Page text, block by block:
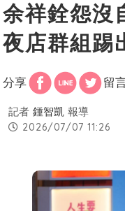
余祥銓怨沒
夜店群組
分享 留
記者 鍾智凱 報導
2026/07/07 11:26